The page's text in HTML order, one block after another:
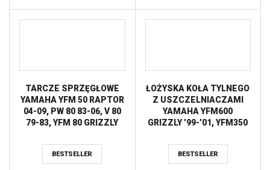
TARCZE SPRZĘGŁOWE
YAMAHA YFM 50 RAPTOR
04-09, PW 80 83-06, V 80
79-83, YFM 80 GRIZZLY
02-08 (EBS2303)
NEWFREN
BESTSELLER
ŁOŻYSKA KOŁA TYLNEGO
Z USZCZELNIACZAMI
YAMAHA YFM600
GRIZZLY ’99-’01, YFM350
GEAR 400 ’00-’06 ALL
BALLS
BESTSELLER